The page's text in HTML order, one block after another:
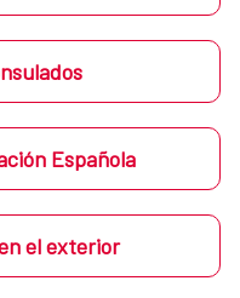
Española
el exterior